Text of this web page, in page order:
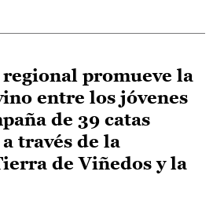
promueve la
entre los jóvenes
de 39 catas
través de la
de Viñedos y la